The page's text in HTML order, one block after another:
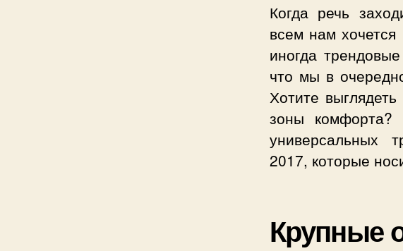
Когда речь
всем нам хочется
иногда
что мы в
Хотите
зоны
универсальных
2017, которые
Крупные